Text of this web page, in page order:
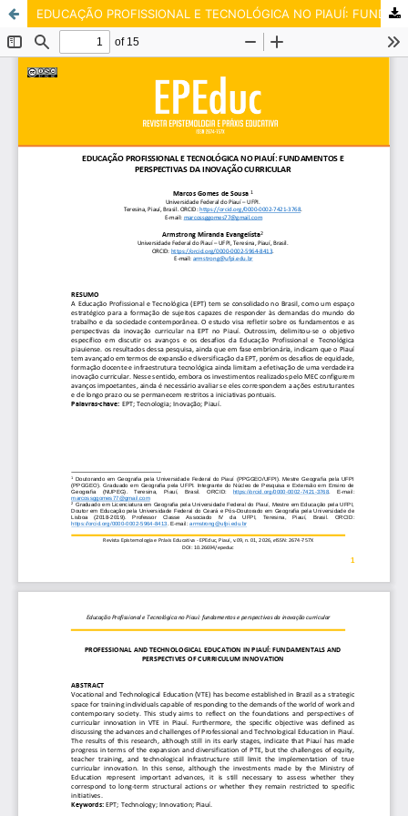
EDUCAÇÃO PROFISSIONAL E TECNOLÓGICA NO PIAUÍ: FUNDAMENTOS E PERSPECTIVAS DA INOVAÇÃO CURRICULAR